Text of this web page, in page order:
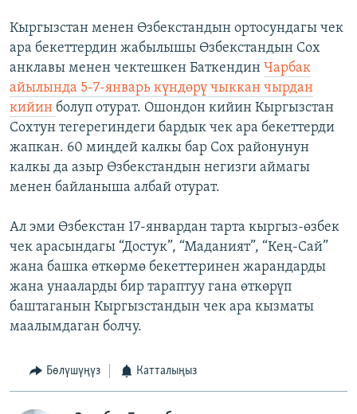
Кыргызстан менен Өзбекстандын ортосундагы чек
ара бекеттердин жабылышы Өзбекстандын Сох
анклавы менен чектешкен Баткендин Чарбак
айылында 5-7-январь күндөрү чыккан чырдан
кийин болуп отурат. Ошондон кийин Кыргызстан
Сохтун тегерегиндеги бардык чек ара бекеттерди
жапкан. 60 миңдей калкы бар Сох районунун
калкы да азыр Өзбекстандын негизги аймагы
менен байланыша албай отурат.
Ал эми Өзбекстан 17-январдан тарта кыргыз-өзбек
чек арасындагы “Достук”, “Маданият”, “Кең-Сай”
жана башка өткөрмө бекеттеринен жарандарды
жана унааларды бир тараптуу гана өткөрүп
баштаганын Кыргызстандын чек ара кызматы
маалымдаган болчу.
Бөлүшүңүз Катталыңыз